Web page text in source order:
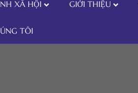
XÃ HỘI GIỚI THIỆU
TÔI